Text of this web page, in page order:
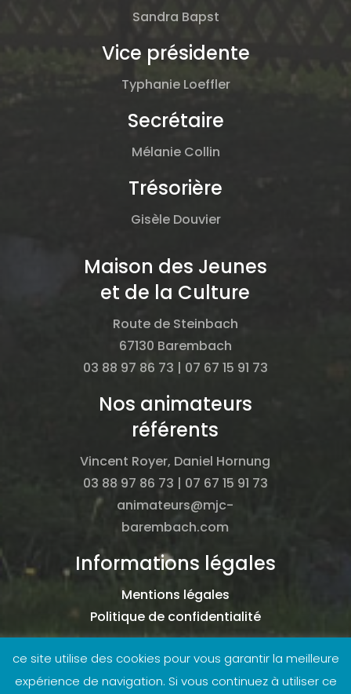
Sandra Bapst
Vice présidente
Typhanie Loeffler
Secrétaire
Mélanie Collin
Trésorière
Gisèle Douvier
Maison des Jeunes
et de la Culture
Route de Steinbach
67130 Barembach
03 88 97 86 73 | 07 67 15 91 73
Nos animateurs
référents
Vincent Royer, Daniel Hornung
03 88 97 86 73 | 07 67 15 91 73
animateurs@mjc-
barembach.com
Informations légales
Mentions légales
Politique de confidentialité
ce site utilise des cookies pour vous garantir la meilleure
expérience de navigation. Si vous continuez à utiliser ce